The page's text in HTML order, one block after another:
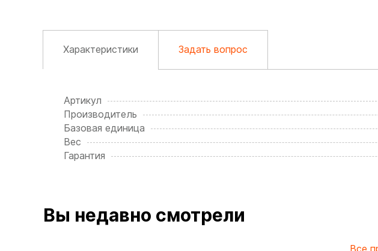
Характеристики Задать вопрос
Артикул
Производитель
Базовая единица
Вес
Гарантия
Вы недавно смотрели
Все